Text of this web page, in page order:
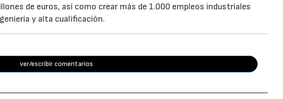
de euros, así como crear más de 1.000 empleos industriales
y alta cualificación.
ver/escribir comentarios